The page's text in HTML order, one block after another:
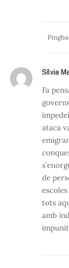
Sílvia
Fa
ataca
de
tots
amb